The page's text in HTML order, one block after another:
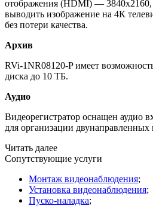
отображения (HDMI) — 3840х2160,
выводить изображение на 4К
без потери качества.
Архив
RVi-1NR08120-P имеет
диска до 10 ТБ.
Аудио
Видеорегистратор оснащен аудио
для организации двунаправленных
Читать далее
Сопутствующие услуги
Монтаж видеонаблюдения;
Установка видеонаблюдения;
Пуско-наладка;